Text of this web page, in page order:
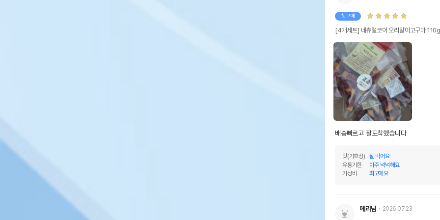
첫구매
[4개세트] 네츄럴코어 오리말이고구마 110g
배송빠르고 잘도착했습니다
맛(기호성)
잘 먹어요
유통기한
아주 넉넉해요
가성비
최고에요
메리님 2026.07.23